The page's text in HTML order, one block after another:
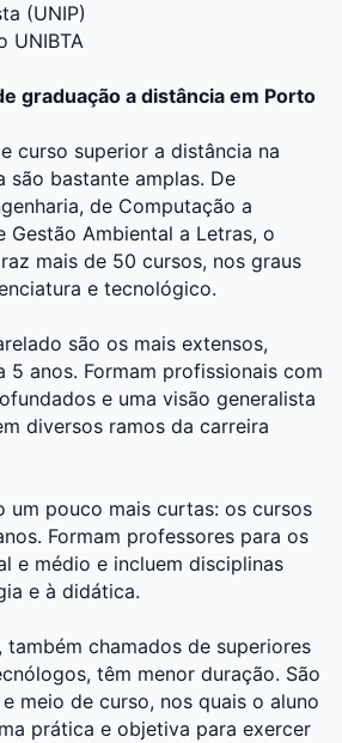
(UNIP)
UNIBTA
graduação a distância em Porto
curso superior a distância na
são bastante amplas. De
de Computação a
Gestão Ambiental a Letras, o
mais de 50 cursos, nos graus
e tecnológico.
são os mais extensos,
5 anos. Formam profissionais com
e uma visão generalista
diversos ramos da carreira
um pouco mais curtas: os cursos
Formam professores para os
e médio e incluem disciplinas
e à didática.
chamados de superiores
têm menor duração. São
meio de curso, nos quais o aluno
prática e objetiva para exercer